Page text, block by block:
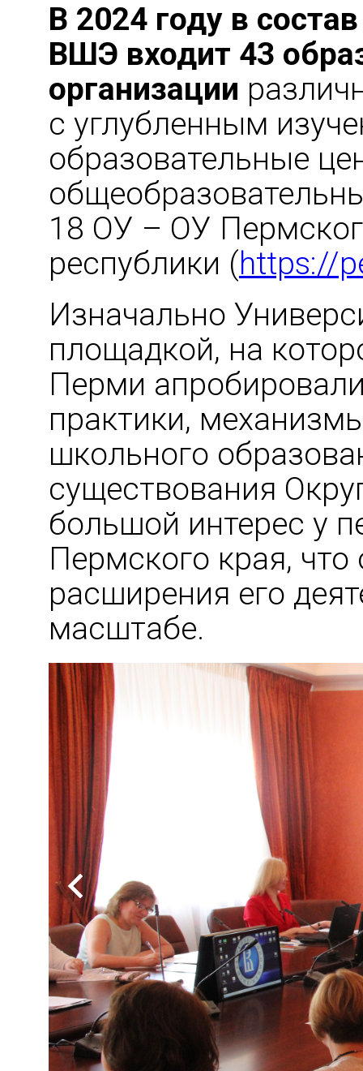
В 2024 году в
ВШЭ входит 43
организации
с углубленным
образовательные
18 ОУ – ОУ
республики (https://
Изначально
площадкой, на
Перми
практики,
школьного
существования
большой интерес у
Пермского края,
расширения его
масштабе.